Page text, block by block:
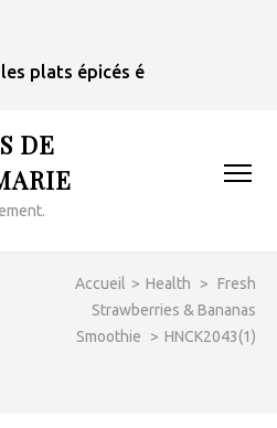
plats épicés était un rosé de
DE
Accueil > Health > Fresh
Strawberries & Bananas
Smoothie
> HNCK2043(1)